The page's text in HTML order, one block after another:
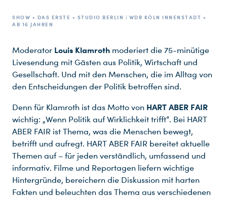
SHOW • DAS ERSTE • STUDIO BERLIN | WDR KÖLN INNENSTADT •
AB 16 JAHREN
Moderator Louis Klamroth moderiert die 75-minütige
Livesendung mit Gästen aus Politik, Wirtschaft und
Gesellschaft. Und mit den Menschen, die im Alltag von
den Entscheidungen der Politik betroffen sind.
Denn für Klamroth ist das Motto von HART ABER FAIR
wichtig: „Wenn Politik auf Wirklichkeit trifft“. Bei HART
ABER FAIR ist Thema, was die Menschen bewegt,
betrifft und aufregt. HART ABER FAIR bereitet aktuelle
Themen auf – für jeden verständlich, umfassend und
informativ. Filme und Reportagen liefern wichtige
Hintergründe, bereichern die Diskussion mit harten
Fakten und beleuchten das Thema aus verschiedenen